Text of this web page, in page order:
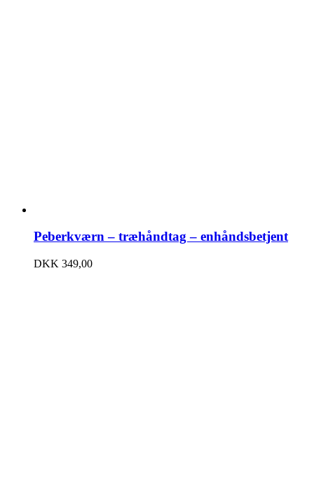
Peberkværn – træhåndtag – enhåndsbetjent
DKK 349,00